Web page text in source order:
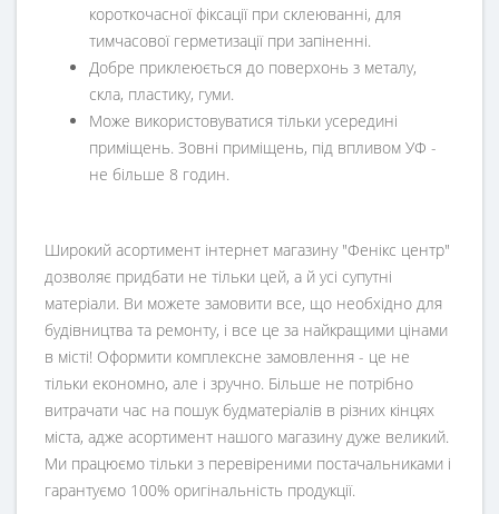
короткочасної фіксації при склеюванні, для
тимчасової герметизації при запіненні.
Добре приклеюється до поверхонь з металу,
скла, пластику, гуми.
Може використовуватися тільки усередині
приміщень. Зовні приміщень, під впливом УФ -
не більше 8 годин.
Широкий асортимент інтернет магазину "Фенікс центр"
дозволяє придбати не тільки цей, а й усі супутні
матеріали. Ви можете замовити все, що необхідно для
будівництва та ремонту, і все це за найкращими цінами
в місті! Оформити комплексне замовлення - це не
тільки економно, але і зручно. Більше не потрібно
витрачати час на пошук будматеріалів в різних кінцях
міста, адже асортимент нашого магазину дуже великий.
Ми працюємо тільки з перевіреними постачальниками і
гарантуємо 100% оригінальність продукції.